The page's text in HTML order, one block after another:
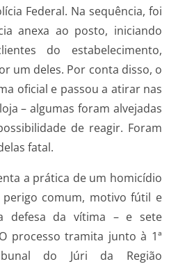
Federal. Na sequência, foi
anexa ao posto, iniciando
do estabelecimento,
um deles. Por conta disso, o
oficial e passou a atirar nas
– algumas foram alvejadas
de reagir. Foram
fatal.
a prática de um homicídio
comum, motivo fútil e
defesa da vítima – e sete
processo tramita junto à 1ª
do Júri da Região